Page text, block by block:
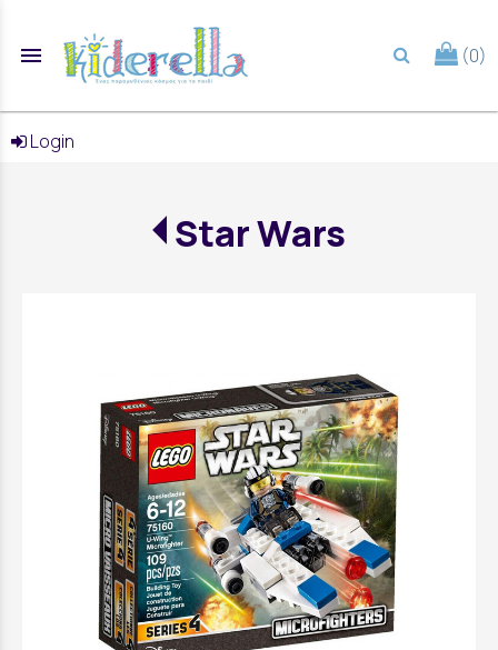
menu (0)
Login
Star Wars